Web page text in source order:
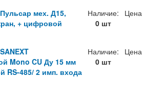
мех. Д15,
+ цифровой
Наличие:
0 шт
Цена
Mono CU Ду 15 мм
RS-485/ 2 имп. входа
Наличие:
0 шт
Цена